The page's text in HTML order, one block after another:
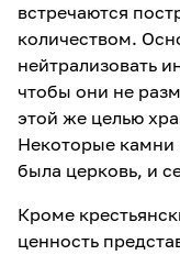
встречаются
количеством.
нейтрализовать
чтобы они не
этой же целью
Некоторые камни
была церковь, и
Кроме
ценность